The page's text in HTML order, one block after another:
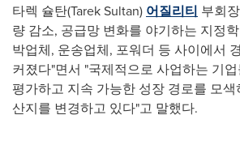
타렉 슐탄(Tarek Sultan) 어질리티 부회
량 감소, 공급망 변화를 야기하는 지정
박업체, 운송업체, 포워더 등 사이에서
커졌다"면서 "국제적으로 사업하는 기
평가하고 지속 가능한 성장 경로를 모
산지를 변경하고 있다"고 말했다.